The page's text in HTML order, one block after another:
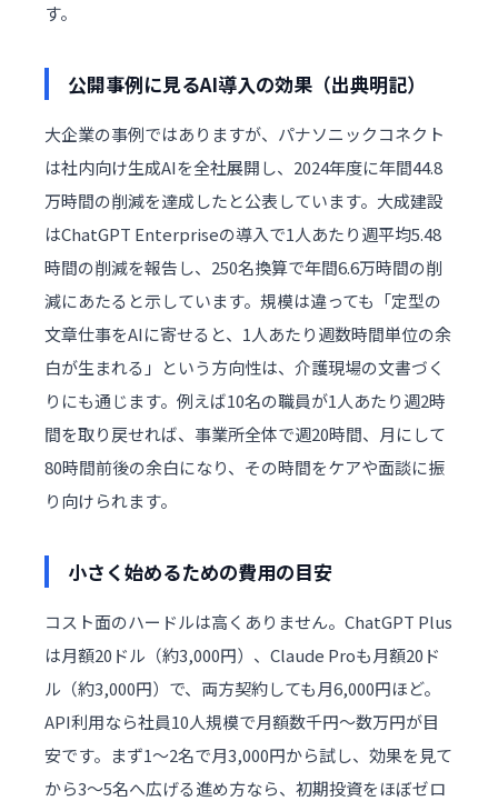
す。
公開事例に見るAI導入の効果（出典明記）
大企業の事例ではありますが、パナソニックコネクト
は社内向け生成AIを全社展開し、2024年度に年間44.8
万時間の削減を達成したと公表しています。大成建設
はChatGPT Enterpriseの導入で1人あたり週平均5.48
時間の削減を報告し、250名換算で年間6.6万時間の削
減にあたると示しています。規模は違っても「定型の
文章仕事をAIに寄せると、1人あたり週数時間単位の余
白が生まれる」という方向性は、介護現場の文書づく
りにも通じます。例えば10名の職員が1人あたり週2時
間を取り戻せれば、事業所全体で週20時間、月にして
80時間前後の余白になり、その時間をケアや面談に振
り向けられます。
小さく始めるための費用の目安
コスト面のハードルは高くありません。ChatGPT Plus
は月額20ドル（約3,000円）、Claude Proも月額20ド
ル（約3,000円）で、両方契約しても月6,000円ほど。
API利用なら社員10人規模で月額数千円〜数万円が目
安です。まず1〜2名で月3,000円から試し、効果を見て
から3〜5名へ広げる進め方なら、初期投資をほぼゼロ